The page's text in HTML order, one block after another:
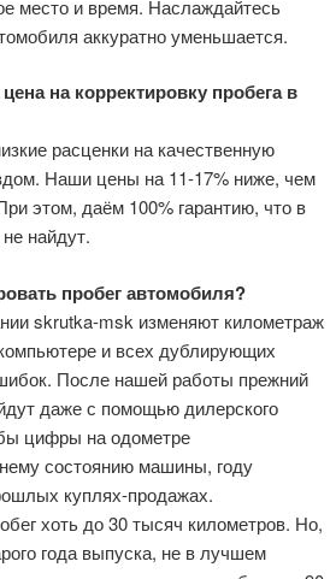
место и время. Наслаждайтесь
аккуратно уменьшается.
на корректировку пробега в
расценки на качественную
Наши цены на 11-17% ниже, чем
этом, даём 100% гарантию, что в
найдут.
пробег автомобиля?
skrutka-msk изменяют километраж
и всех дублирующих
После нашей работы прежний
даже с помощью дилерского
цифры на одометре
состоянию машины, году
куплях-продажах.
хоть до 30 тысяч километров. Но,
года выпуска, не в лучшем